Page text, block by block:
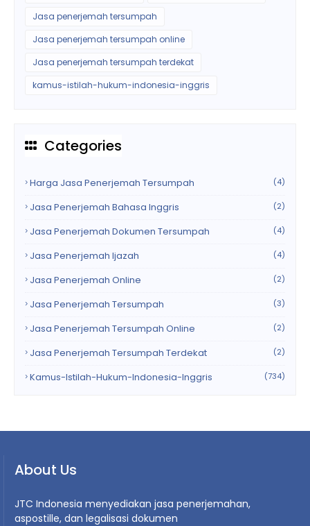
Jasa penerjemah tersumpah
Jasa penerjemah tersumpah online
Jasa penerjemah tersumpah terdekat
kamus-istilah-hukum-indonesia-inggris
Categories
Harga Jasa Penerjemah Tersumpah (4)
Jasa Penerjemah Bahasa Inggris (2)
Jasa Penerjemah Dokumen Tersumpah (4)
Jasa Penerjemah Ijazah (4)
Jasa Penerjemah Online (2)
Jasa Penerjemah Tersumpah (3)
Jasa Penerjemah Tersumpah Online (2)
Jasa Penerjemah Tersumpah Terdekat (2)
Kamus-Istilah-Hukum-Indonesia-Inggris (734)
About Us
JTC Indonesia menyediakan jasa penerjemahan,
aspostille, dan legalisasi dokumen